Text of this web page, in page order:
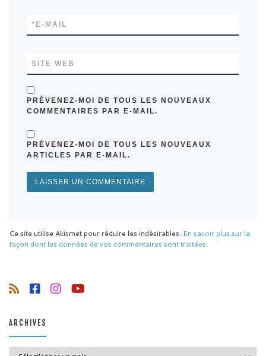
E-MAIL
*
SITE WEB
PRÉVENEZ-MOI DE TOUS LES NOUVEAUX
COMMENTAIRES PAR E-MAIL.
PRÉVENEZ-MOI DE TOUS LES NOUVEAUX
ARTICLES PAR E-MAIL.
Ce site utilise Akismet pour réduire les indésirables. En savoir plus sur la
façon dont les données de vos commentaires sont traitées.
ARCHIVES